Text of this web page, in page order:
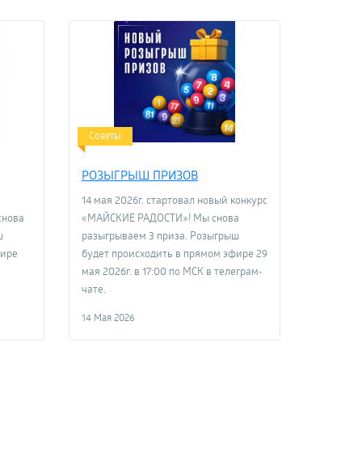
Советы
РОЗЫГРЫШ ПРИЗОВ
14 мая 2026г. стартовал новый конкурс
«МАЙСКИЕ РАДОСТИ»! Мы снова
разыгрываем 3 приза. Розыгрыш
будет происходить в прямом эфире 29
мая 2026г. в 17:00 по МСК в телеграм-
чате.
14 Мая 2026